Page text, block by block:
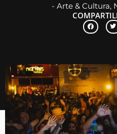
- Arte & Cultura,